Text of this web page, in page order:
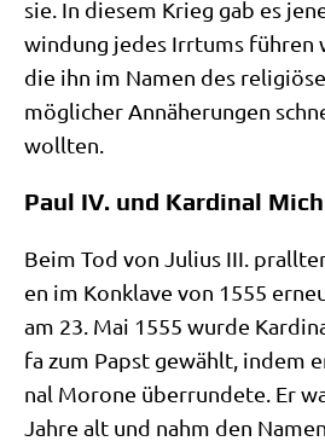
sie. In die­sem Krieg gab es
win­dung jedes Irr­tums füh­ren
die ihn im Namen des
mög­li­cher Annä­he­run­gen
wollten.
Paul IV. und Kardinal
Beim Tod von Juli­us III.
en im Kon­kla­ve von 1555
am 23. Mai 1555 wur­de
fa zum Papst gewählt, indem
nal Morone über­run­de­te. Er
Jah­re alt und nahm den